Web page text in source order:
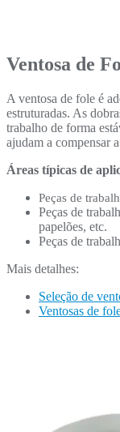
Ventosa de
A ventosa de fole é
estruturadas. As
trabalho de forma
ajudam a compensar
Áreas típicas de
Peças de
Peças de
papelões, etc.
Peças de
Mais detalhes:
Seleção de
Ventosas de